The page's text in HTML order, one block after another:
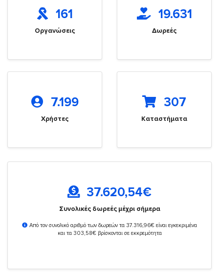
161
Οργανώσεις
19.631
Δωρεές
7.199
Χρήστες
307
Καταστήματα
37.620,54€
Συνολικές δωρεές μέχρι σήμερα
Από τον συνολικό αριθμό των δωρεών τα 37.316,96€ είναι εγκεκριμένα
και τα 303,58€ βρίσκονται σε εκκρεμότητα